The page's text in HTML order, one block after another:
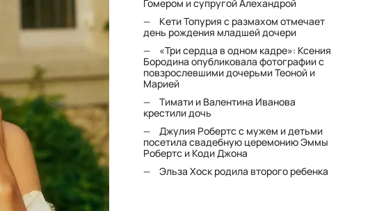
Гомером и супругой Алехандрой
Кети Топурия с размахом отмечает
день рождения младшей дочери
«Три сердца в одном кадре»: Ксения
Бородина опубликовала фотографии с
повзрослевшими дочерьми Теоной и
Марией
Тимати и Валентина Иванова
крестили дочь
Джулия Робертс с мужем и детьми
посетила свадебную церемонию Эммы
Робертс и Коди Джона
Эльза Хоск родила второго ребенка